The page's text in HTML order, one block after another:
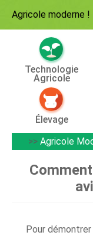
Agricole moderne !
Technologie
Agricole
Élevage
>> Agricole
Pour